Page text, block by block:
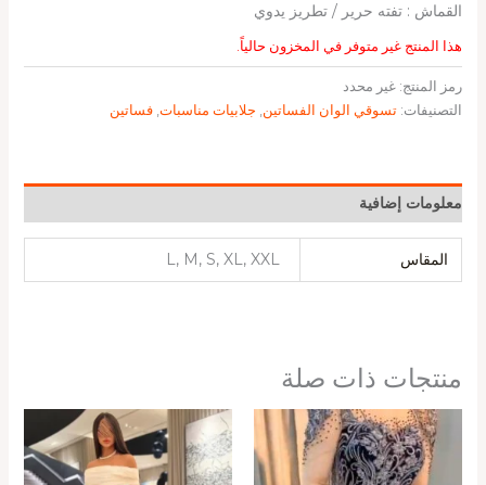
القماش : تفته حرير / تطريز يدوي
هذا المنتج غير متوفر في المخزون حالياً.
رمز المنتج: غير محدد
التصنيفات: تسوقي الوان الفساتين جلابيات مناسبات, فساتين
معلومات إضافية
المقاس L, M, S, XL, XXL
منتجات ذات صلة